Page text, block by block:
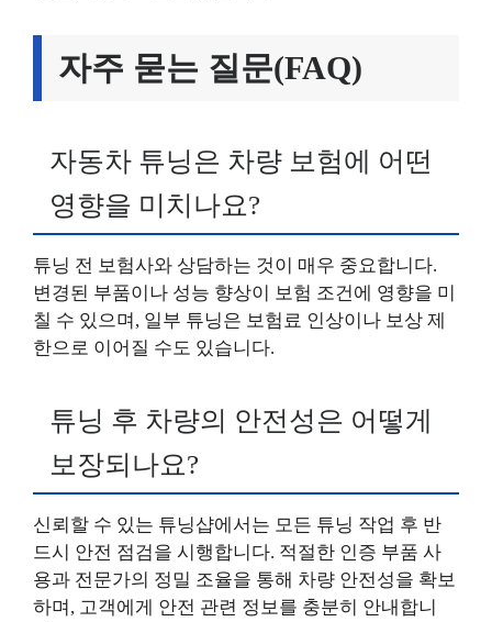
자주 묻는 질문(FAQ)
자동차 튜닝은 차량 보험에 어떤
영향을 미치나요?
튜닝 전 보험사와 상담하는 것이 매우 중요합니다.
변경된 부품이나 성능 향상이 보험 조건에 영향을 미
칠 수 있으며, 일부 튜닝은 보험료 인상이나 보상 제
한으로 이어질 수도 있습니다.
튜닝 후 차량의 안전성은 어떻게
보장되나요?
신뢰할 수 있는 튜닝샵에서는 모든 튜닝 작업 후 반
드시 안전 점검을 시행합니다. 적절한 인증 부품 사
용과 전문가의 정밀 조율을 통해 차량 안전성을 확보
하며, 고객에게 안전 관련 정보를 충분히 안내합니